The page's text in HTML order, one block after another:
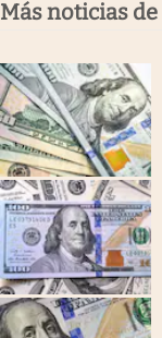
Más noticias de